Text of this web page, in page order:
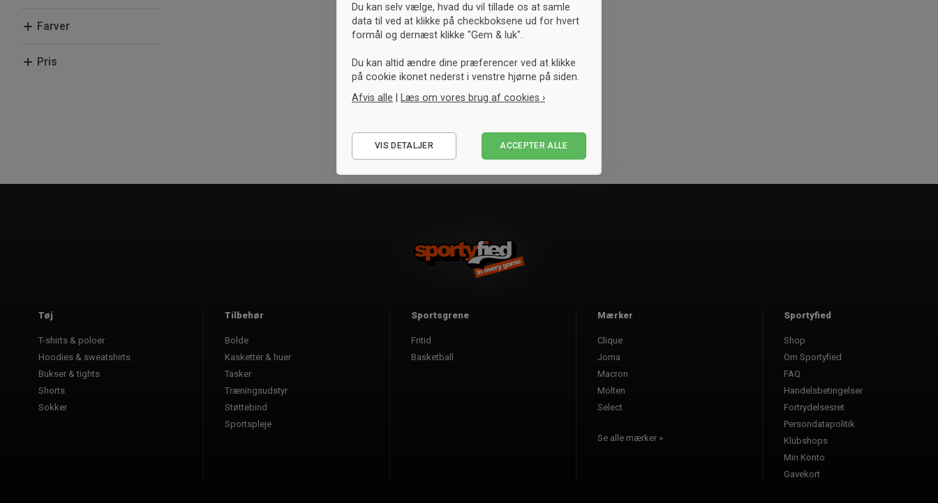
One Size
Farver
Pris
Tøj
T-shirts & poloer
Hoodies & sweatshirts
Bukser & tights
Shorts
Sokker
Tilbehør
Bolde
Kasketter & huer
Tasker
Træningsudstyr
Støttebind
Sportspleje
Sportsgrene
Fritid
Basketball
Mærker
Clique
Joma
Macron
Molten
Select
Se alle mærker »
Sportyfied
Shop
Om Sportyfied
FAQ
Handelsbetingelser
Fortrydelsesret
Persondatapolitik
Klubshops
Min Konto
Gavekort
Du kan selv vælge, hvad du vil tillade os at samle
data til ved at klikke på checkboksene ud for hvert
formål og dernæst klikke "Gem & luk".
Du kan altid ændre dine præferencer ved at klikke
på cookie ikonet nederst i venstre hjørne på siden.
Afvis alle | Læs om vores brug af cookies ›
Statistiske
VIS DETALJER ACCEPTER ALLE